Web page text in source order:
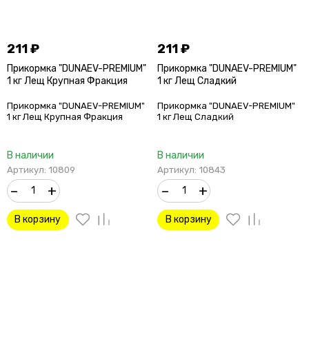
211₽
Прикормка "DUNAEV-PREMIUM"
1 кг Лещ Крупная Фракция
Прикормка "DUNAEV-PREMIUM"
1 кг Лещ Крупная Фракция
В наличии
Артикул: 10809
– +
В корзину
211₽
Прикормка "DUNAEV-PREMIUM"
1 кг Лещ Сладкий
Прикормка "DUNAEV-PREMIUM"
1 кг Лещ Сладкий
В наличии
Артикул: 10843
– +
В корзину